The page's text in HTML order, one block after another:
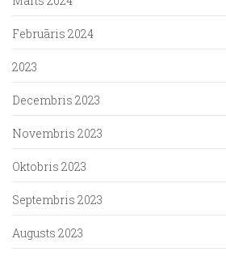
Februāris 2024
2023
Decembris 2023
Novembris 2023
Oktobris 2023
Septembris 2023
Augusts 2023